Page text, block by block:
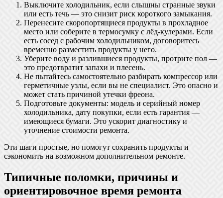
Выключите холодильник, если слышны странные звуки
или есть течь — это снизит риск короткого замыкания.
Перенесите скоропортящиеся продукты в прохладное
место или соберите в термосумку с лёд-кулерами. Если
есть сосед с рабочим холодильником, договоритесь
временно разместить продукты у него.
Уберите воду и разлившиеся продукты, протрите пол —
это предотвратит запахи и плесень.
Не пытайтесь самостоятельно разбирать компрессор или
герметичные узлы, если вы не специалист. Это опасно и
может стать причиной утечки фреона.
Подготовьте документы: модель и серийный номер
холодильника, дату покупки, если есть гарантия —
имеющиеся бумаги. Это ускорит диагностику и
уточнение стоимости ремонта.
Эти шаги простые, но помогут сохранить продукты и
сэкономить на возможном дополнительном ремонте.
Типичные поломки, причины и
ориентировочное время ремонта